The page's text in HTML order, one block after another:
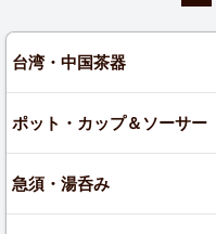
台湾・中国茶器
ポット・カップ＆ソーサー
急須・湯呑み